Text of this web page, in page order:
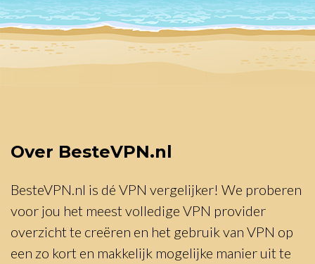
Over BesteVPN.nl
BesteVPN.nl is dé VPN vergelijker! We proberen
voor jou het meest volledige VPN provider
overzicht te creëren en het gebruik van VPN op
een zo kort en makkelijk mogelijke manier uit te